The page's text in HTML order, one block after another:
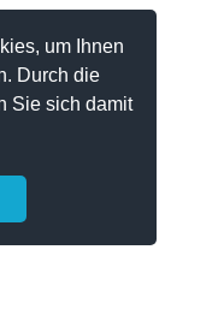
um Ihnen
Durch die
Sie sich damit